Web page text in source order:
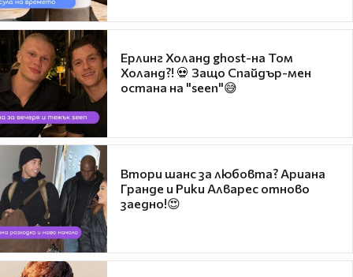
Ерлинг Холанд ghost-на Том
Холанд?! 💀 Защо Спайдър-мен
остана на "seen"😅
Втори шанс за любовта? Ариана
Гранде и Рики Алварес отново
заедно!😍